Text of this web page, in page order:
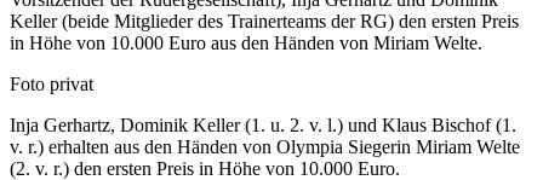
Keller (beide Mitglieder des Trainerteams der RG) den ersten Preis
in Höhe von 10.000 Euro aus den Händen von Miriam Welte.
Foto privat
Inja Gerhartz, Dominik Keller (1. u. 2. v. l.) und Klaus Bischof (1.
v. r.) erhalten aus den Händen von Olympia Siegerin Miriam Welte
(2. v. r.) den ersten Preis in Höhe von 10.000 Euro.